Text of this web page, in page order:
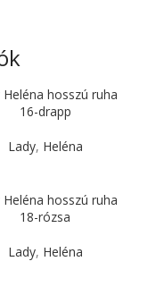
Heléna hosszú ruha
16-drapp
Lady, Heléna
Heléna hosszú ruha
18-rózsa
Lady, Heléna